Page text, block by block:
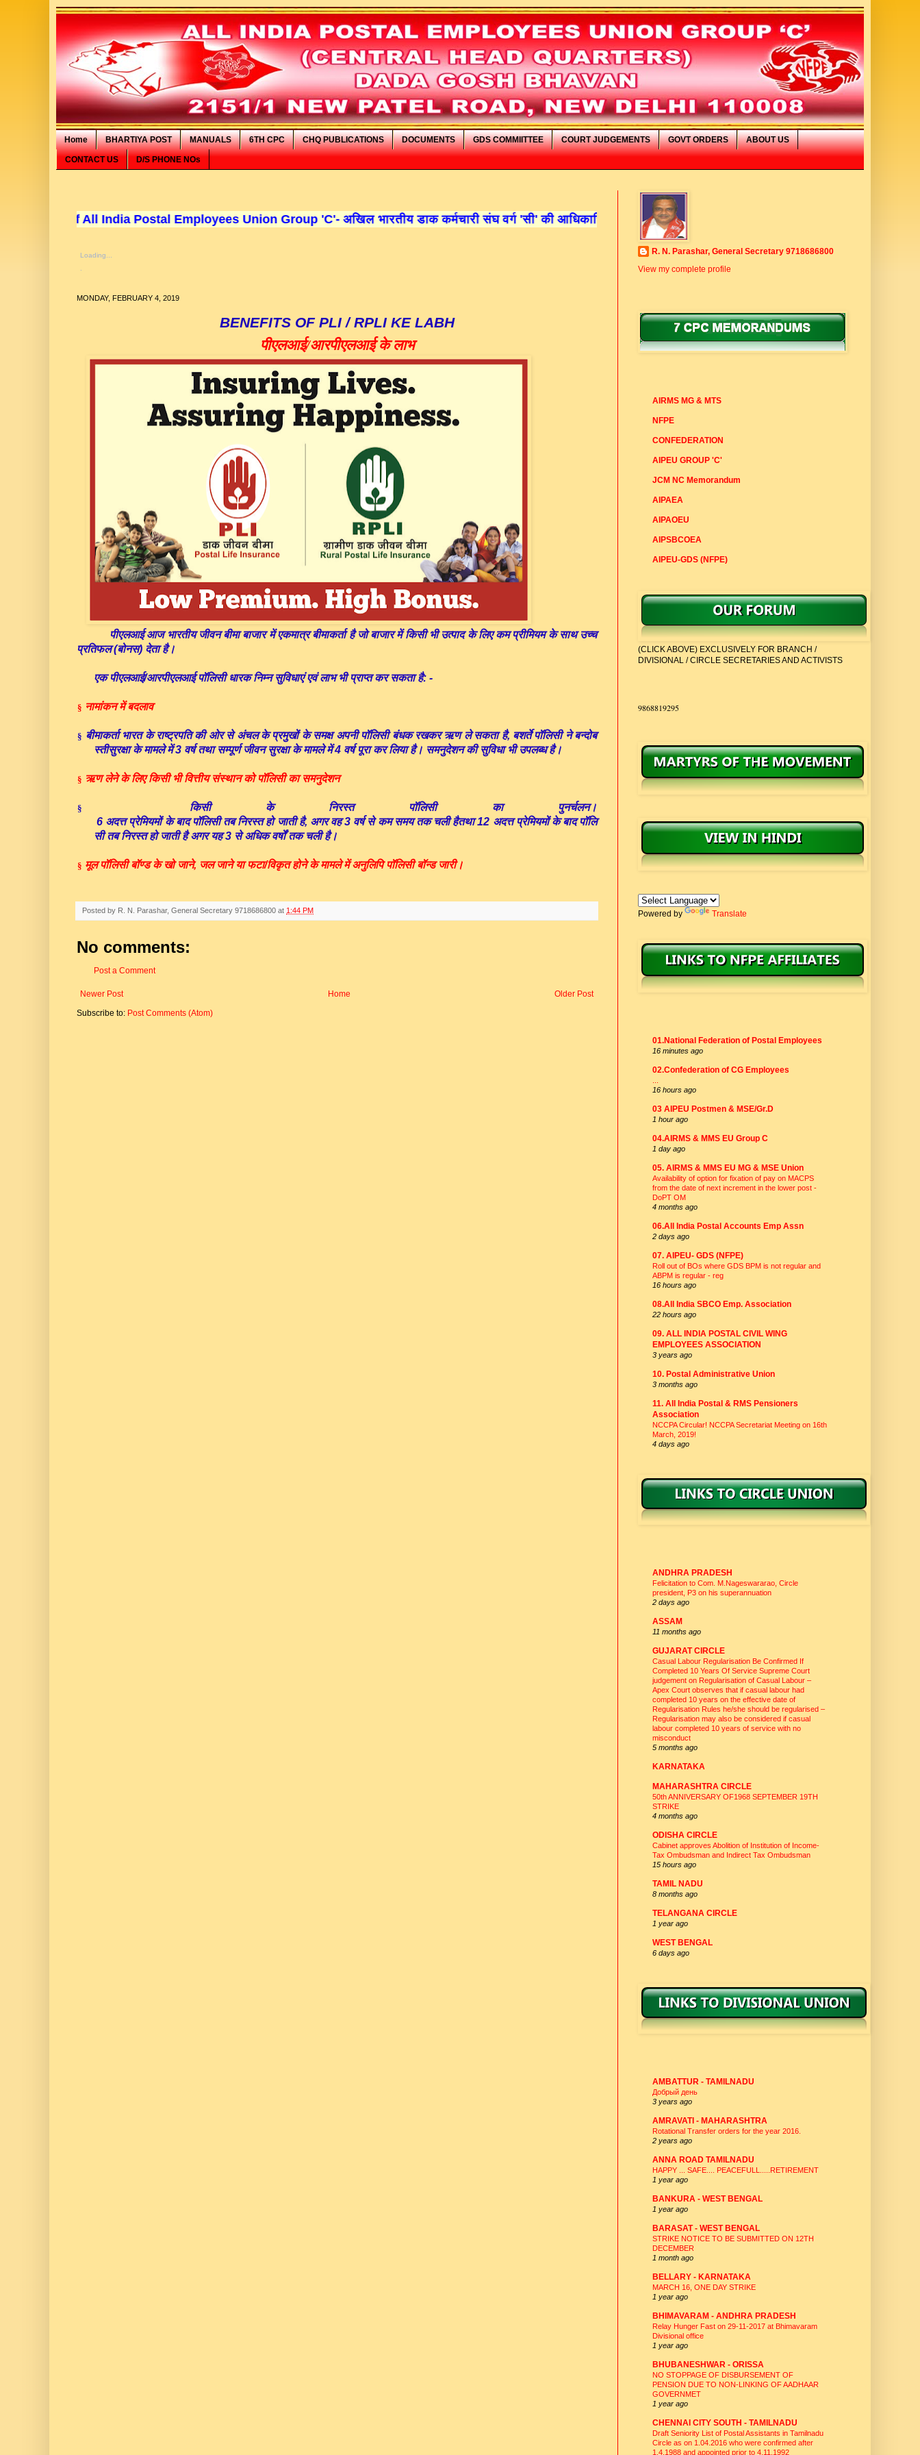
Home BHARTIYA POST MANUALS 6TH CPC CHQ PUBLICATIONS DOCUMENTS GDS COMMIITTEE COURT JUDGEMENTS GOVT ORDERS ABOUT US
CONTACT US D/S PHONE NOs
All India Postal Employees Union Group 'C'- अखिल भारतीय डाक कर्मचारी संघ वर्ग 'सी' की आधिकारिक वेबसाइट में आपका स्वागत है
Loading...
MONDAY, FEBRUARY 4, 2019
BENEFITS OF PLI / RPLI KE LABH
पीएलआई/आरपीएलआई के लाभ
पीएलआई आज भारतीय जीवन बीमा बाजार में एकमात्र बीमाकर्ता है जो बाजार में किसी भी उत्पाद के लिए कम प्रीमियम के साथ उच्च
प्रतिफल(बोनस) देता है।
एक पीएलआई/आरपीएलआई पॉलिसी धारक निम्न सुविधाएं एवं लाभ भी प्राप्त कर सकता है: -
§ नामांकन में बदलाव
§ बीमाकर्ता भारत के राष्ट्रपति की ओर से अंचल के प्रमुखों के समक्ष अपनी पॉलिसी बंधक रखकर ऋण ले सकता है, बशर्ते पॉलिसी ने बन्दोब
स्तीसुरक्षा के मामले में3 वर्ष तथा सम्पूर्ण जीवन सुरक्षा के मामले में4 वर्ष पूरा कर लिया है। समनुदेशन की सुविधा भी उपलब्ध है।
§ ऋण लेने के लिए किसी भी वित्तीय संस्थान को पॉलिसी का समनुदेशन
§ किसी के निरस्त पॉलिसी का
पुनर्चलन।
6 अदत्त प्रेमियमों के बाद पॉलिसी तब निरस्त हो जाती है, अगर वह3 वर्ष से कम समय तक चली हैतथा12 अदत्त प्रेमियमों के बाद पॉलि
सी तब निरस्त हो जाती है अगर यह3 से अधिक वर्षों तक चली है।
§ मूल पॉलिसी बॉण्ड के खो जाने, जल जाने या फटा/विकृत होने के मामले में अनुलिपि पॉलिसी बॉन्ड जारी।
Posted by R. N. Parashar, General Secretary 9718686800 at 1:44 PM
No comments:
Post a Comment
Newer Post Older Post
Home
Subscribe to: Post Comments (Atom)
R. N. Parashar, General Secretary 9718686800
View my complete profile
AIRMS MG & MTS
NFPE
CONFEDERATION
AIPEU GROUP 'C'
JCM NC Memorandum
AIPAEA
AIPAOEU
AIPSBCOEA
AIPEU-GDS (NFPE)
(CLICK ABOVE) EXCLUSIVELY FOR BRANCH /
DIVISIONAL / CIRCLE SECRETARIES AND ACTIVISTS
9868819295
Powered by Translate
01.National Federation of Postal Employees
16 minutes ago
02.Confederation of CG Employees
16 hours ago
03 AIPEU Postmen & MSE/Gr.D
1 hour ago
04.AIRMS & MMS EU Group C
1 day ago
05. AIRMS & MMS EU MG & MSE Union
Availability of option for fixation of pay on MACPS
from the date of next increment in the lower post -
DoPT OM
4 months ago
06.All India Postal Accounts Emp Assn
2 days ago
07. AIPEU- GDS (NFPE)
Roll out of BOs where GDS BPM is not regular and
ABPM is regular - reg
16 hours ago
08.All India SBCO Emp. Association
22 hours ago
09. ALL INDIA POSTAL CIVIL WING
EMPLOYEES ASSOCIATION
3 years ago
10. Postal Administrative Union
3 months ago
11. All India Postal & RMS Pensioners
Association
NCCPA Circular! NCCPA Secretariat Meeting on 16th
March, 2019!
4 days ago
ANDHRA PRADESH
Felicitation to Com. M.Nageswararao, Circle
president, P3 on his superannuation
2 days ago
ASSAM
11 months ago
GUJARAT CIRCLE
Casual Labour Regularisation Be Confirmed If
Completed 10 Years Of Service Supreme Court
judgement on Regularisation of Casual Labour –
Apex Court observes that if casual labour had
completed 10 years on the effective date of
Regularisation Rules he/she should be regularised –
Regularisation may also be considered if casual
labour completed 10 years of service with no
misconduct
5 months ago
KARNATAKA
MAHARASHTRA CIRCLE
50th ANNIVERSARY OF1968 SEPTEMBER 19TH
STRIKE
4 months ago
ODISHA CIRCLE
Cabinet approves Abolition of Institution of Income-
Tax Ombudsman and Indirect Tax Ombudsman
15 hours ago
TAMIL NADU
8 months ago
TELANGANA CIRCLE
1 year ago
WEST BENGAL
6 days ago
AMBATTUR - TAMILNADU
Добрый день
3 years ago
AMRAVATI - MAHARASHTRA
Rotational Transfer orders for the year 2016.
2 years ago
ANNA ROAD TAMILNADU
HAPPY ... SAFE.... PEACEFULL.....RETIREMENT
1 year ago
BANKURA - WEST BENGAL
1 year ago
BARASAT - WEST BENGAL
STRIKE NOTICE TO BE SUBMITTED ON 12TH
DECEMBER
1 month ago
BELLARY - KARNATAKA
MARCH 16, ONE DAY STRIKE
1 year ago
BHIMAVARAM - ANDHRA PRADESH
Relay Hunger Fast on 29-11-2017 at Bhimavaram
Divisional office
1 year ago
BHUBANESHWAR - ORISSA
NO STOPPAGE OF DISBURSEMENT OF
PENSION DUE TO NON-LINKING OF AADHAAR
GOVERNMET
1 year ago
CHENNAI CITY SOUTH - TAMILNADU
Draft Seniority List of Postal Assistants in Tamilnadu
Circle as on 1.04.2016 who were confirmed after
1.4.1988 and appointed prior to 4.11.1992